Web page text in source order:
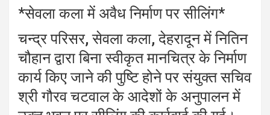
*सेवला कला में अवैध निर्माण पर सीलिंग*
चन्द्र परिसर, सेवला कला, देहरादून में नितिन
चौहान द्वारा बिना स्वीकृत मानचित्र के निर्माण
कार्य किए जाने की पुष्टि होने पर संयुक्त सचिव
श्री गौरव चटवाल के आदेशों के अनुपालन में